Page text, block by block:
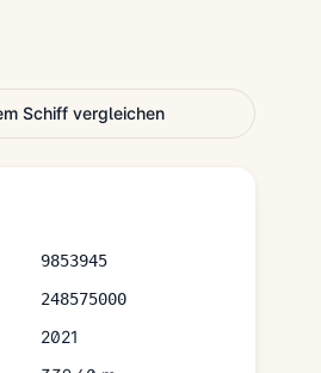
Schiff vergleichen
9853945
248575000
2021